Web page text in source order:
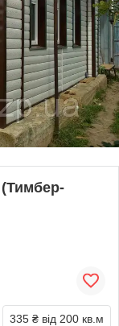
335 ₴ від 200 кв.м